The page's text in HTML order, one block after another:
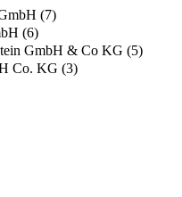
(7)
(6)
GmbH & Co KG (5)
Co. KG (3)